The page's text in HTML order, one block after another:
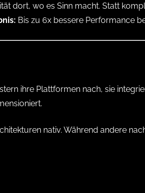
dort, wo es Sinn macht. Statt
Bis zu 6x bessere Performance
ihre Plattformen nach, sie
nativ. Während andere